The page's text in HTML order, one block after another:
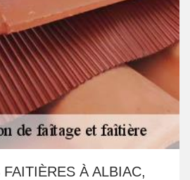
À ALBIAC,